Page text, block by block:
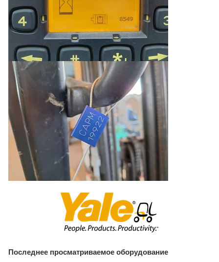
Последнее просматриваемое оборудование